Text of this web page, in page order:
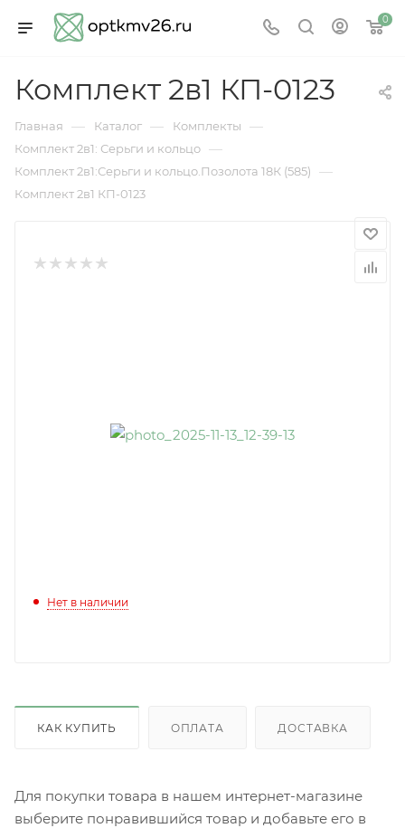
0
Комплект 2в1 КП-0123
Главная — Каталог — Комплекты —
Комплект 2в1: Серьги и кольцо —
Комплект 2в1:Серьги и кольцо.Позолота 18К (585) —
Комплект 2в1 КП-0123
Нет в наличии
КАК КУПИТЬ ОПЛАТА ДОСТАВКА
Для покупки товара в нашем интернет-магазине
выберите понравившийся товар и добавьте его в